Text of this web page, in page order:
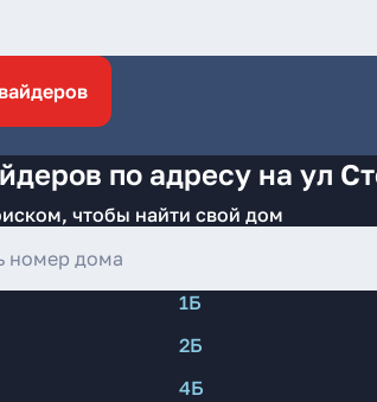
по адресу на ул
чтобы найти свой дом
1Б
2Б
4Б